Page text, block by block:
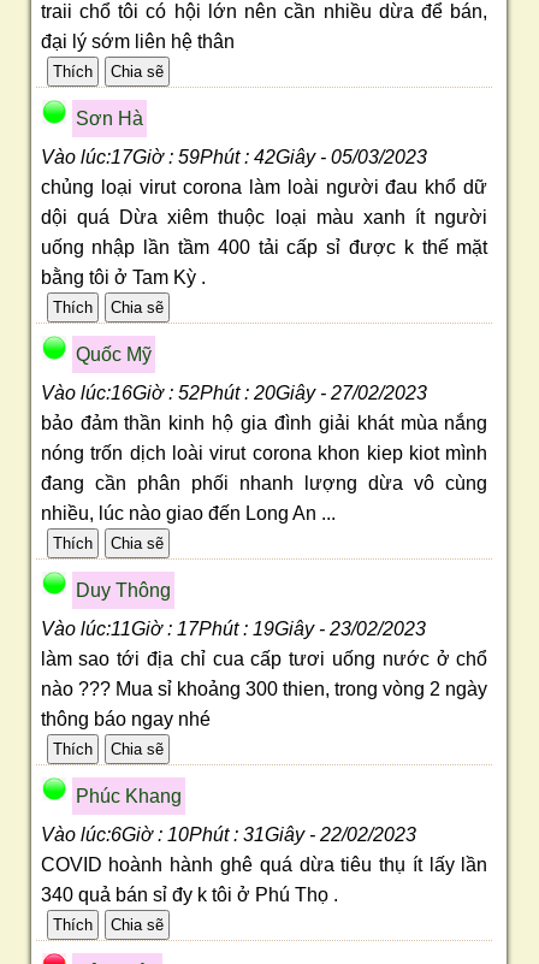
traii chổ tôi có hội lớn nên cần nhiều dừa để bán,
đại lý sớm liên hệ thân
Sơn Hà
Vào lúc:17Giờ : 59Phút : 42Giây - 05/03/2023
chủng loại virut corona làm loài người đau khổ dữ
dội quá Dừa xiêm thuộc loại màu xanh ít người
uống nhập lần tầm 400 tải cấp sỉ được k thế mặt
bằng tôi ở Tam Kỳ .
Quốc Mỹ
Vào lúc:16Giờ : 52Phút : 20Giây - 27/02/2023
bảo đảm thần kinh hộ gia đình giải khát mùa nắng
nóng trốn dịch loài virut corona khon kiep kiot mình
đang cần phân phối nhanh lượng dừa vô cùng
nhiều, lúc nào giao đến Long An ...
Duy Thông
Vào lúc:11Giờ : 17Phút : 19Giây - 23/02/2023
làm sao tới địa chỉ cua cấp tươi uống nước ở chổ
nào ??? Mua sỉ khoảng 300 thien, trong vòng 2 ngày
thông báo ngay nhé
Phúc Khang
Vào lúc:6Giờ : 10Phút : 31Giây - 22/02/2023
COVID hoành hành ghê quá dừa tiêu thụ ít lấy lần
340 quả bán sỉ đy k tôi ở Phú Thọ .